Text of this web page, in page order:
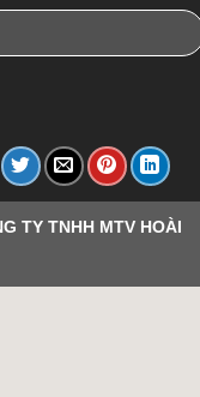
TY TNHH MTV HOÀI